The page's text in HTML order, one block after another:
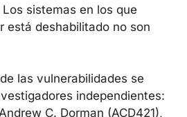
a través del
de firmas de
Microsoft Malware
está deshabilitado no son